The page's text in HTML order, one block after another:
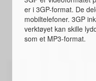
er i 3GP-format. De
mobiltelefoner. 3GP
verktøyet kan skille
som et MP3-format.